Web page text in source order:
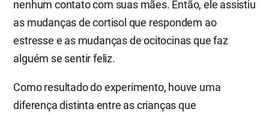
nenhum contato com suas mães. Então, ele assistiu
as mudanças de cortisol que respondem ao
estresse e as mudanças de ocitocinas que faz
alguém se sentir feliz.
Como resultado do experimento, houve uma
diferença distinta entre as crianças que